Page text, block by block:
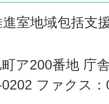
室地域包括支
ア200番地 庁
ファクス